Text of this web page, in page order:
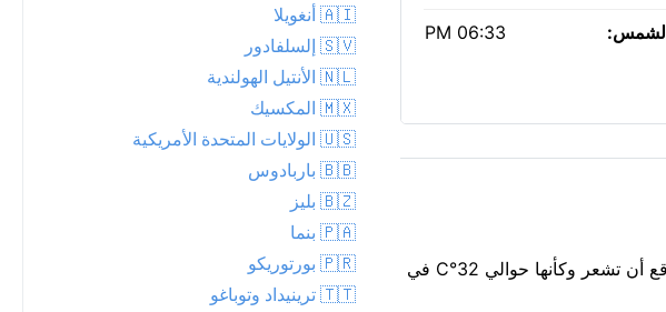
06:33 PM
حاليًا درجة حرارة مرتفعة 28°م في Colihaut، مع أمطار متفاوتة قريبة. سحب متفرقة تقطع أشعة الشمس. توقع أن تشعر وكأنها حوالي 32°C في
🇦🇮 أنغويلا
🇸🇻 إلسلفادور
🇳🇱 الأنتيل الهولندية
🇲🇽 المكسيك
🇺🇸 الولايات المتحدة الأمريكية
🇧🇧 باربادوس
🇧🇿 بليز
🇵🇦 بنما
🇵🇷 بورتوريكو
🇹🇹 ترينيداد وتوباغو